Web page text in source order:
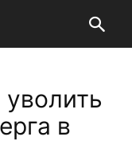
в